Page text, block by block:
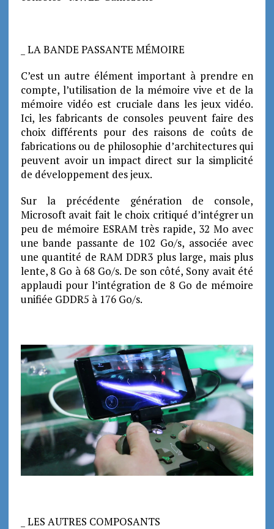
_ LA BANDE PASSANTE MÉMOIRE
C’est un autre élément important à prendre en
compte, l’utilisation de la mémoire vive et de la
mémoire vidéo est cruciale dans les jeux vidéo.
Ici, les fabricants de consoles peuvent faire des
choix différents pour des raisons de coûts de
fabrications ou de philosophie d’architectures qui
peuvent avoir un impact direct sur la simplicité
de développement des jeux.
Sur la précédente génération de console,
Microsoft avait fait le choix critiqué d’intégrer un
peu de mémoire ESRAM très rapide, 32 Mo avec
une bande passante de 102 Go/s, associée avec
une quantité de RAM DDR3 plus large, mais plus
lente, 8 Go à 68 Go/s. De son côté, Sony avait été
applaudi pour l’intégration de 8 Go de mémoire
unifiée GDDR5 à 176 Go/s.
_ LES AUTRES COMPOSANTS